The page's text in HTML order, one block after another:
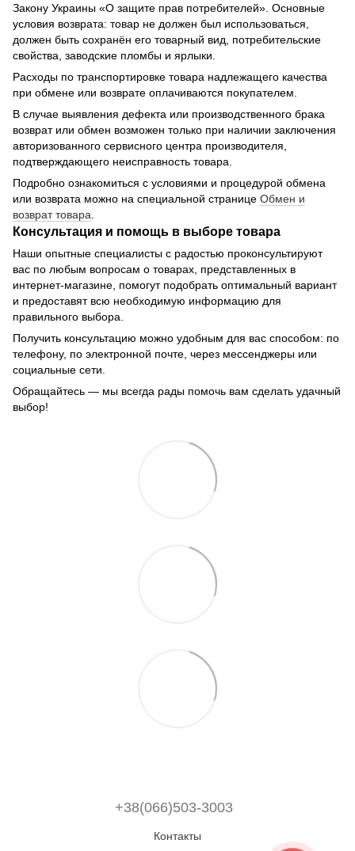
Закону Украины «О защите прав потребителей». Основные
условия возврата: товар не должен был использоваться,
должен быть сохранён его товарный вид, потребительские
свойства, заводские пломбы и ярлыки.
Расходы по транспортировке товара надлежащего качества
при обмене или возврате оплачиваются покупателем.
В случае выявления дефекта или производственного брака
возврат или обмен возможен только при наличии заключения
авторизованного сервисного центра производителя,
подтверждающего неисправность товара.
Подробно ознакомиться с условиями и процедурой обмена
или возврата можно на специальной странице Обмен и
возврат товара
Консультация и помощь в выборе товара
Наши опытные специалисты с радостью проконсультируют
вас по любым вопросам о товарах, представленных в
интернет-магазине, помогут подобрать оптимальный вариант
и предоставят всю необходимую информацию для
правильного выбора.
Получить консультацию можно удобным для вас способом: по
телефону, по электронной почте, через мессенджеры или
социальные сети.
Обращайтесь — мы всегда рады помочь вам сделать удачный
выбор!
+38(066)503-3003
Контакты